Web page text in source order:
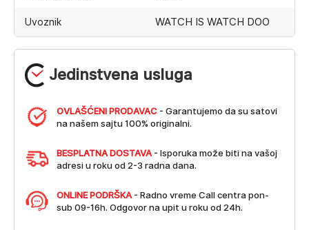
Jedinstvena usluga
OVLAŠĆENI PRODAVAC - Garantujemo da su satovi
na našem sajtu 100% originalni.
BESPLATNA DOSTAVA - Isporuka može biti na vašoj
adresi u roku od 2-3 radna dana.
ONLINE PODRŠKA - Radno vreme Call centra pon-
sub 09-16h. Odgovor na upit u roku od 24h.
Uvoznik WATCH IS WATCH DOO